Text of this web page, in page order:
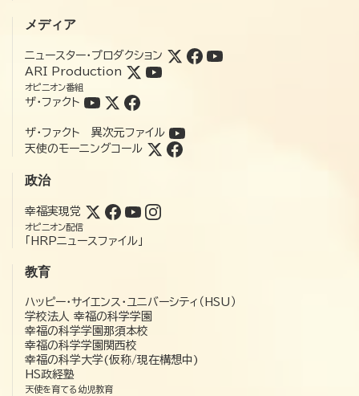
メディア
ニュースター・プロダクション
ARI Production
オピニオン番組
ザ・ファクト
ザ・ファクト 異次元ファイル
天使のモーニングコール
政治
幸福実現党
オピニオン配信
「HRPニュースファイル」
教育
ハッピー・サイエンス・ユニバーシティ（HSU）
学校法人 幸福の科学学園
幸福の科学学園那須本校
幸福の科学学園関西校
幸福の科学大学(仮称/現在構想中)
HS政経塾
天使を育てる幼児教育